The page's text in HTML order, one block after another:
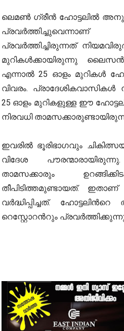
ലെമൺ ഗ്രീൻ ഹോട്ടലിൽ
പ്രവർത്തിച്ചിരുന്നത്
മുറികൾക്കായിരുന്നു
എന്നാൽ 25 ഓളം മുറികൾ
വിവരം.
25 ഓളം മുറികളുള്ള ഈ
നിരവധി
ഇവരിൽ ഭൂരിഭാഗവും
വിദേശ
താമസക്കാരും
തീപിടിത്തമുണ്ടായത്.
വർദ്ധിപ്പിച്ചത്.
റെസ്റ്റോറന്‍റും